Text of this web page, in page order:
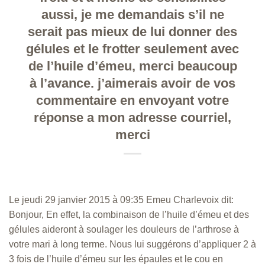
aussi, je me demandais s’il ne
serait pas mieux de lui donner des
gélules et le frotter seulement avec
de l’huile d’émeu, merci beaucoup
à l’avance. j’aimerais avoir de vos
commentaire en envoyant votre
réponse a mon adresse courriel,
merci
Le jeudi 29 janvier 2015 à 09:35 Emeu Charlevoix dit:
Bonjour, En effet, la combinaison de l’huile d’émeu et des
gélules aideront à soulager les douleurs de l’arthrose à
votre mari à long terme. Nous lui suggérons d’appliquer 2 à
3 fois de l’huile d’émeu sur les épaules et le cou en